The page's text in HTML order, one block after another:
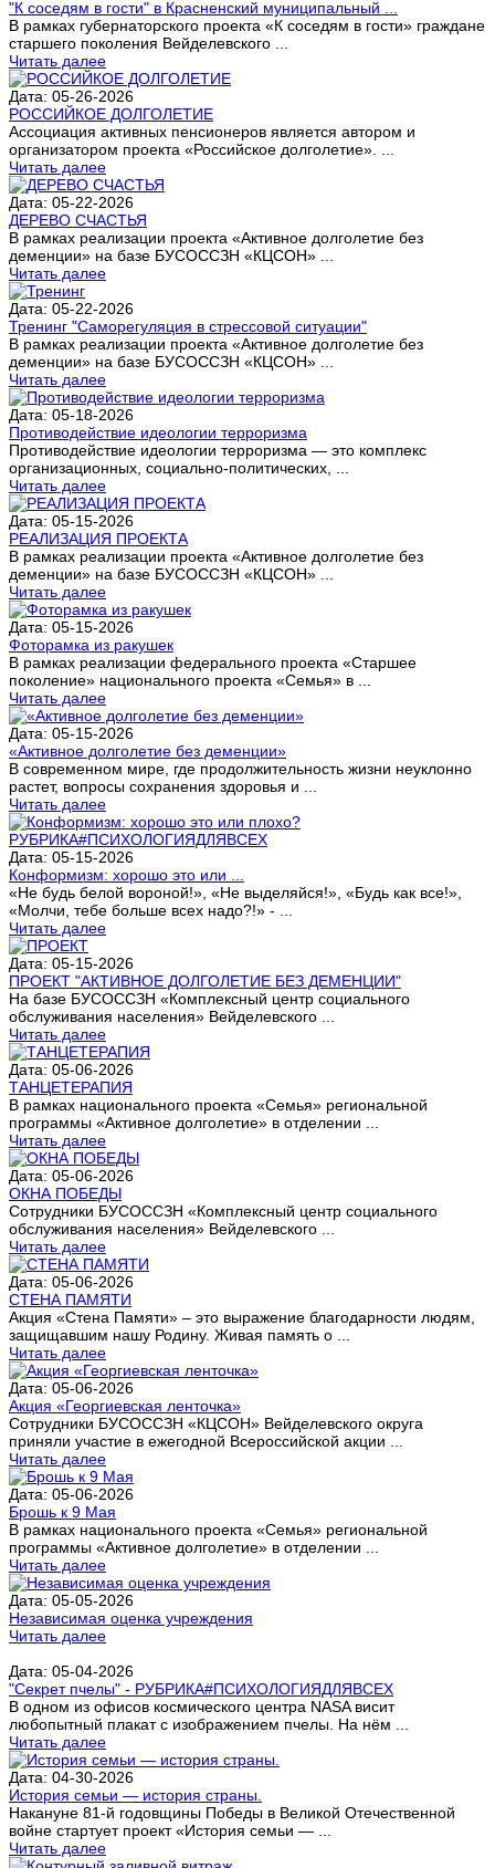
"К соседям в гости" в Красненский муниципальный ...
В рамках губернаторского проекта «К соседям в гости» граждане
старшего поколения Вейделевского ...
Читать далее
Дата: 05-26-2026
РОССИЙКОЕ ДОЛГОЛЕТИЕ
Ассоциация активных пенсионеров является автором и
организатором проекта «Российское долголетие». ...
Читать далее
Дата: 05-22-2026
ДЕРЕВО СЧАСТЬЯ
В рамках реализации проекта «Активное долголетие без
деменции» на базе БУСОССЗН «КЦСОН» ...
Читать далее
Дата: 05-22-2026
Тренинг "Саморегуляция в стрессовой ситуации"
В рамках реализации проекта «Активное долголетие без
деменции» на базе БУСОССЗН «КЦСОН» ...
Читать далее
Дата: 05-18-2026
Противодействие идеологии терроризма
Противодействие идеологии терроризма — это комплекс
организационных, социально-политических, ...
Читать далее
Дата: 05-15-2026
РЕАЛИЗАЦИЯ ПРОЕКТА
В рамках реализации проекта «Активное долголетие без
деменции» на базе БУСОССЗН «КЦСОН» ...
Читать далее
Дата: 05-15-2026
Фоторамка из ракушек
В рамках реализации федерального проекта «Старшее
поколение» национального проекта «Семья» в ...
Читать далее
Дата: 05-15-2026
«Активное долголетие без деменции»
В современном мире, где продолжительность жизни неуклонно
растет, вопросы сохранения здоровья и ...
Читать далее
Дата: 05-15-2026
Конформизм: хорошо это или ...
«Не будь белой вороной!», «Не выделяйся!», «Будь как все!»,
«Молчи, тебе больше всех надо?!» - ...
Читать далее
Дата: 05-15-2026
ПРОЕКТ "АКТИВНОЕ ДОЛГОЛЕТИЕ БЕЗ ДЕМЕНЦИИ"
На базе БУСОССЗН «Комплексный центр социального
обслуживания населения» Вейделевского ...
Читать далее
Дата: 05-06-2026
ТАНЦЕТЕРАПИЯ
В рамках национального проекта «Семья» региональной
программы «Активное долголетие» в отделении ...
Читать далее
Дата: 05-06-2026
ОКНА ПОБЕДЫ
Сотрудники БУСОССЗН «Комплексный центр социального
обслуживания населения» Вейделевского ...
Читать далее
Дата: 05-06-2026
СТЕНА ПАМЯТИ
Акция «Стена Памяти» – это выражение благодарности людям,
защищавшим нашу Родину. Живая память о ...
Читать далее
Дата: 05-06-2026
Акция «Георгиевская ленточка»
Сотрудники БУСОССЗН «КЦСОН» Вейделевского округа
приняли участие в ежегодной Всероссийской акции ...
Читать далее
Дата: 05-06-2026
Брошь к 9 Мая
В рамках национального проекта «Семья» региональной
программы «Активное долголетие» в отделении ...
Читать далее
Дата: 05-05-2026
Независимая оценка учреждения
Читать далее
Дата: 05-04-2026
"Секрет пчелы" - РУБРИКА#ПСИХОЛОГИЯДЛЯВСЕХ
В одном из офисов космического центра NASA висит
любопытный плакат с изображением пчелы. На нём ...
Читать далее
Дата: 04-30-2026
История семьи — история страны.
Накануне 81-й годовщины Победы в Великой Отечественной
войне стартует проект «История семьи — ...
Читать далее